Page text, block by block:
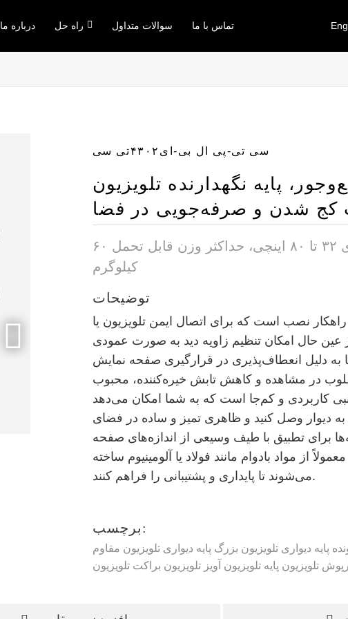
درباره ما راه حل سوالات متداول تماس با ما
سی تی-پی ال ​​بی-ای۴۳۰۲تی سی
پایه نگهدارنده تلویزیون
کج شدن و صرفه‌جویی در فضا
برای اکثر تلویزیون‌های ۳۲ تا ۸۰ اینچی، حداکثر وزن قابل تحمل ۶۰
کیلوگرم
توضیحات
نصب است که برای اتصال ایمن تلویزیون یا
عین حال امکان تنظیم زاویه دید به صورت عمودی
به دلیل انعطاف‌پذیری در قرارگیری صفحه نمایش
در مشاهده و کاهش تابش خیره‌کننده، محبوب
کاربردی و کم‌جا است که به شما امکان می‌دهد
به دیوار وصل کنید و ظاهری تمیز و ساده در فضای
برای تطبیق با طیف وسیعی از اندازه‌های صفحه
از مواد بادوام مانند فولاد یا آلومینیوم ساخته
می‌شوند تا پایداری و پشتیبانی را فراهم کنند.
برچسب:
پایه دیواری تلویزیون مقاوم پایه دیواری تلویزیون بزرگ
براکت تلویزیون آویز تلویزیون پایه تلویزیون تلویزیون